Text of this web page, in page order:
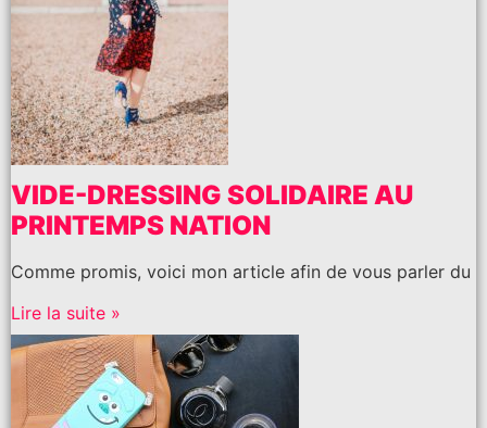
VIDE-DRESSING SOLIDAIRE AU
PRINTEMPS NATION
Comme promis, voici mon article afin de vous parler du
Lire la suite »